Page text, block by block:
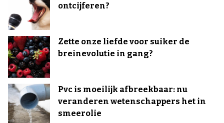
ontcijferen?
Zette onze liefde voor suiker de
breinevolutie in gang?
Pvc is moeilijk afbreekbaar: nu
veranderen wetenschappers het in
smeerolie